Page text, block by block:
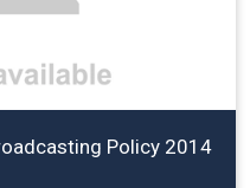
Policy 2014